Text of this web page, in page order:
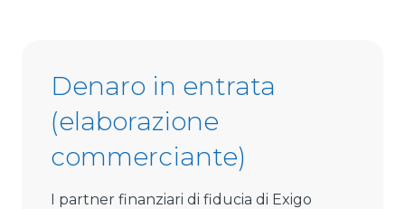
Denaro in entrata
(elaborazione
commerciante)
I partner finanziari di fiducia di Exigo